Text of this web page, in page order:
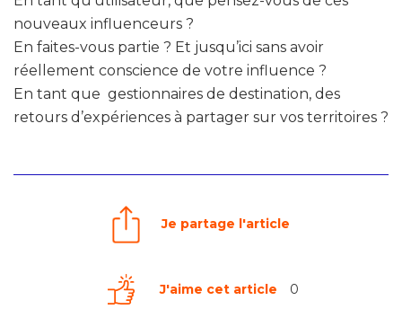
nouveaux influenceurs ?
En faites-vous partie ? Et jusqu’ici sans avoir
réellement conscience de votre influence ?
En tant que gestionnaires de destination, des
retours d’expériences à partager sur vos territoires ?
Je partage l'article
J'aime cet article 0